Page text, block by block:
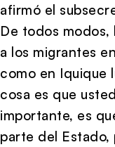
afirmó el
De todos
a los migrantes
como en Iquique
cosa es que
importante, es
parte del